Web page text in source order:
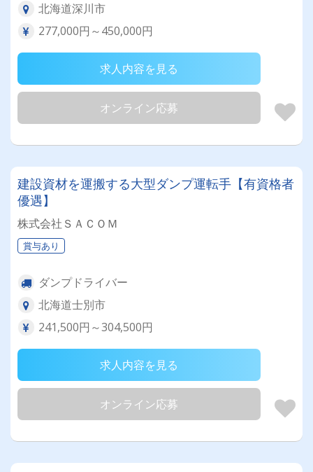
北海道深川市
277,000円～450,000円
求人内容を見る
オンライン応募
建設資材を運搬する大型ダンプ運転手【有資格者
優遇】
株式会社ＳＡＣＯＭ
賞与あり
ダンプドライバー
北海道士別市
241,500円～304,500円
求人内容を見る
オンライン応募